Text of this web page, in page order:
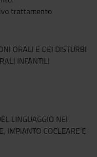
trattamento
ORALI E DEI DISTURBI
INFANTILI
LINGUAGGIO NEI
IMPIANTO COCLEARE E